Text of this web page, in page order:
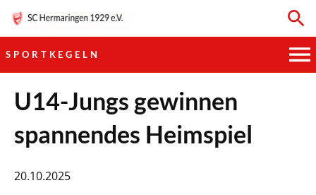
SPORTKEGELN
HAUPTVEREIN
U14-Jungs gewinnen
spannendes Heimspiel
20.10.2025